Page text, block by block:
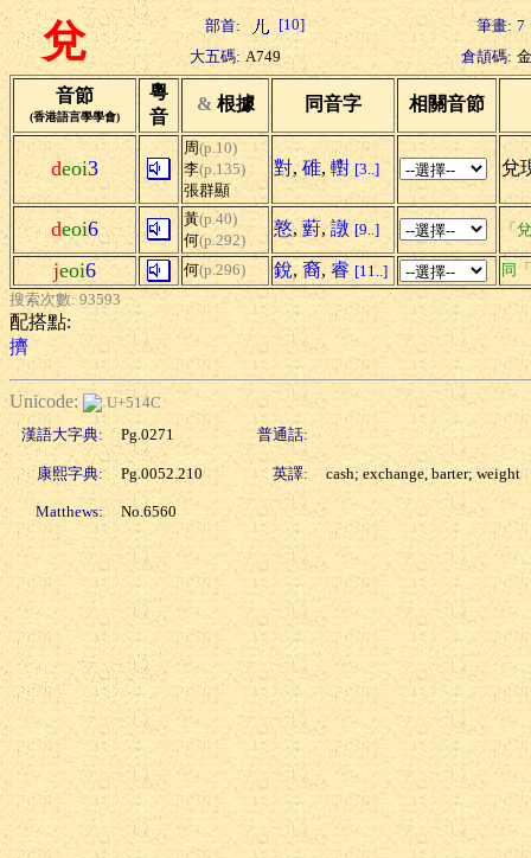
兌 部首: [10] 筆畫: 7
大五碼: A749 倉頡碼:
音節
(香港語言學學會)
粵
音
& 根據 同音字 相關音節
deoi3
周(p.10)
李(p.135)
張群顯
對, 碓, 轛 [3..] 兌
deoi6 黃(p.40)
何(p.292)
憝, 薱, 譈 [9..] 「
jeoi6 何(p.296) 銳, 裔, 睿 [11..]
同
搜索次數: 93593
配搭點:
擠
Unicode:
U+514C
漢語大字典:
Pg.0271 普通話:
康熙字典: Pg.0052.210 英譯: cash; exchange, barter; weight
Matthews: No.6560